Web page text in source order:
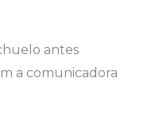
antes
a comunicadora